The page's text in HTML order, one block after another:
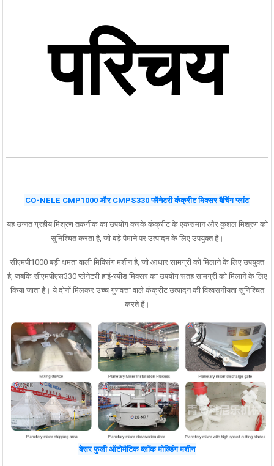
परिचय
CO-NELE CMP1000 और CMPS330 प्लैनेटरी कंक्रीट मिक्सर बैचिंग प्लांट
यह उन्नत ग्रहीय मिश्रण तकनीक का उपयोग करके कंक्रीट के एकसमान और कुशल मिश्रण को
सुनिश्चित करता है, जो बड़े पैमाने पर उत्पादन के लिए उपयुक्त है।
सीएमपी1000 बड़ी क्षमता वाली मिक्सिंग मशीन है, जो आधार सामग्री को मिलाने के लिए उपयुक्त
है, जबकि सीएमपीएस330 प्लेनेटरी हाई-स्पीड मिक्सर का उपयोग सतह सामग्री को मिलाने के लिए
किया जाता है। ये दोनों मिलकर उच्च गुणवत्ता वाले कंक्रीट उत्पादन की विश्वसनीयता सुनिश्चित
करते हैं।
बेसर फुली ऑटोमैटिक ब्लॉक मोल्डिंग मशीन